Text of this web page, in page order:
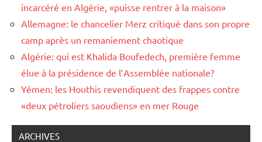
incarcéré en Algérie, «puisse rentrer à la maison»
Allemagne: le chancelier Merz critiqué dans son propre
camp après un remaniement chaotique
Algérie: qui est Khalida Boufedech, première femme
élue à la présidence de l’Assemblée nationale?
Yémen: les Houthis revendiquent des frappes contre
«deux pétroliers saoudiens» en mer Rouge
ARCHIVES